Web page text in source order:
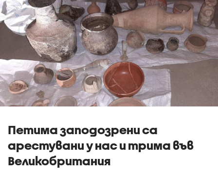
Петима заподозрени са
арестувани у нас и трима във
Великобритания